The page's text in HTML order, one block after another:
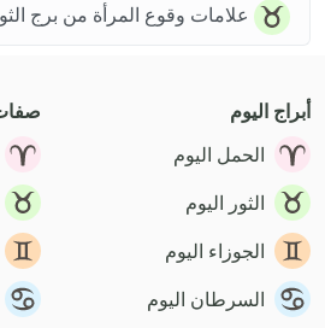
علامات وقوع المرأة من برج
أبراج اليوم
الحمل اليوم
الثور اليوم
الجوزاء اليوم
السرطان اليوم